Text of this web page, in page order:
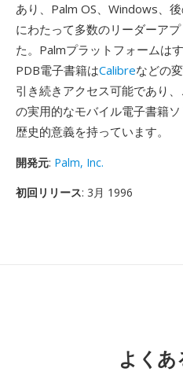
あり、Palm OS、Windows、
にわたって多数のリーダーア
た。Palmプラットフォームは
PDB電子書籍はCalibreなどの
引き続きアクセス可能であり
の実用的なモバイル電子書籍
歴史的意義を持っています。
開発元: Palm, Inc.
初回リリース: 3月 1996
よくあ